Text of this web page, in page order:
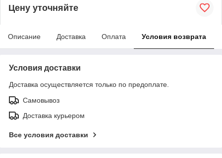
Цену уточняйте
Описание Доставка Оплата Условия возврата
Условия доставки
Доставка осуществляется только по предоплате.
Самовывоз
Доставка курьером
Все условия доставки